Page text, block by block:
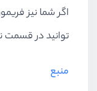
اگر شما نیز
توانید در قسمت
منبع